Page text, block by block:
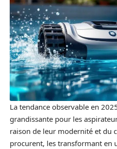
La tendance observable en
grandissante pour les
raison de leur modernité et du
procurent, les transformant en